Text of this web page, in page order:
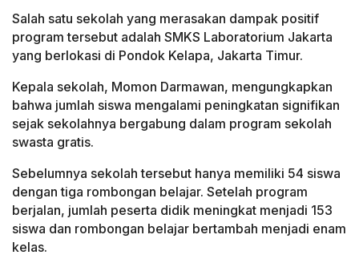
Salah satu sekolah yang merasakan dampak positif
program tersebut adalah SMKS Laboratorium Jakarta
yang berlokasi di Pondok Kelapa, Jakarta Timur.
Kepala sekolah, Momon Darmawan, mengungkapkan
bahwa jumlah siswa mengalami peningkatan signifikan
sejak sekolahnya bergabung dalam program sekolah
swasta gratis.
Sebelumnya sekolah tersebut hanya memiliki 54 siswa
dengan tiga rombongan belajar. Setelah program
berjalan, jumlah peserta didik meningkat menjadi 153
siswa dan rombongan belajar bertambah menjadi enam
kelas.